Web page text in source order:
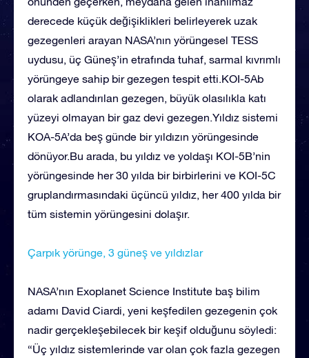
derecede küçük değişiklikleri belirleyerek uzak
gezegenleri arayan NASA’nın yörüngesel TESS
uydusu, üç Güneş’in etrafında tuhaf, sarmal kıvrımlı
yörüngeye sahip bir gezegen tespit etti.KOI-5Ab
olarak adlandırılan gezegen, büyük olasılıkla katı
yüzeyi olmayan bir gaz devi gezegen.Yıldız sistemi
KOA-5A’da beş günde bir yıldızın yörüngesinde
dönüyor.Bu arada, bu yıldız ve yoldaşı KOI-5B’nin
yörüngesinde her 30 yılda bir birbirlerini ve KOI-5C
gruplandırmasındaki üçüncü yıldız, her 400 yılda bir
tüm sistemin yörüngesini dolaşır.
Çarpık yörünge, 3 güneş ve yıldızlar
NASA’nın Exoplanet Science Institute baş bilim
adamı David Ciardi, yeni keşfedilen gezegenin çok
nadir gerçekleşebilecek bir keşif olduğunu söyledi:
“Üç yıldız sistemlerinde var olan çok fazla gezegen